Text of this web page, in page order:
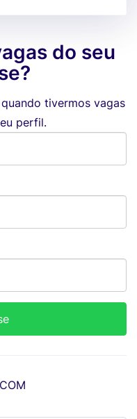
do seu
tivermos vagas
perfil.